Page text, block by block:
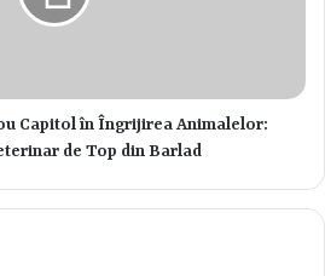
Capitol în Îngrijirea Animalelor:
de Top din Barlad